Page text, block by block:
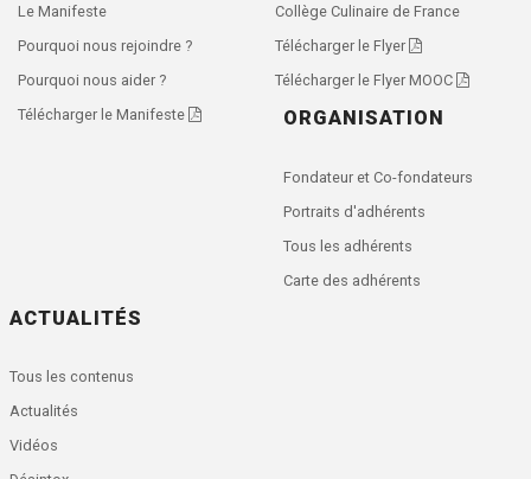
Le Manifeste
Pourquoi nous rejoindre ?
Pourquoi nous aider ?
Télécharger le Manifeste
Collège Culinaire de France
Télécharger le Flyer
Télécharger le Flyer MOOC
ORGANISATION
Fondateur et Co-fondateurs
Portraits d'adhérents
Tous les adhérents
Carte des adhérents
ACTUALITÉS
Tous les contenus
Actualités
Vidéos